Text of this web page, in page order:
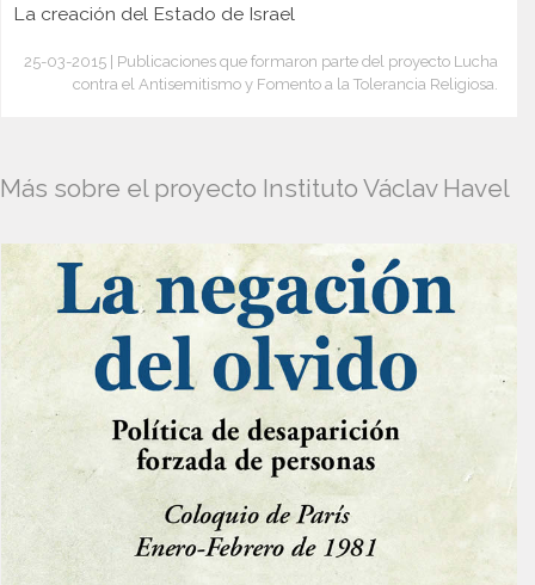
La creación del Estado de Israel
25-03-2015 | Publicaciones que formaron parte del proyecto Lucha
contra el Antisemitismo y Fomento a la Tolerancia Religiosa.
Más sobre el proyecto Instituto Václav Havel